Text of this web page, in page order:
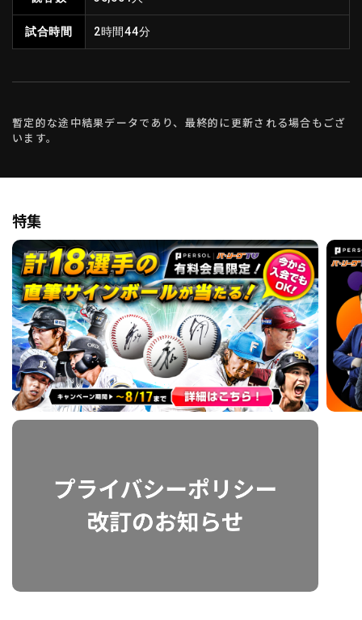
試合時間 2時間44分
暫定的な途中結果データであり、最終的に更新される場合もござ
います。
特集